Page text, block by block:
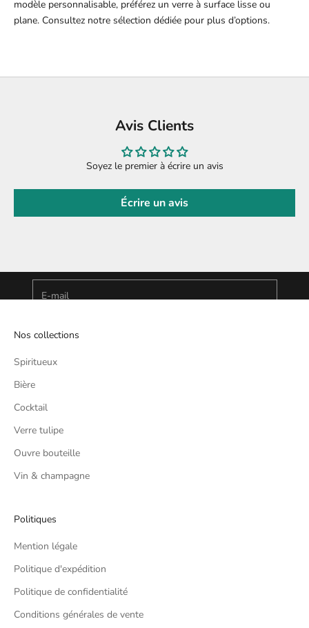
modèle personnalisable, préférez un verre à surface lisse ou
plane. Consultez notre sélection dédiée pour plus d’options.
Avis Clients
Soyez le premier à écrire un avis
Écrire un avis
Découvre nos actualités en avant-première
Nos collections
Spiritueux
Bière
Cocktail
Verre tulipe
Ouvre bouteille
Vin & champagne
Politiques
Mention légale
Politique d'expédition
Politique de confidentialité
Conditions générales de vente